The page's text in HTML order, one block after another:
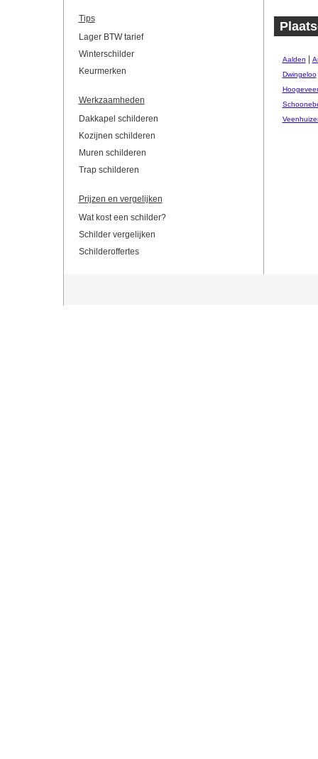
Tips
Lager BTW tarief
Winterschilder
Keurmerken
Werkzaamheden
Dakkapel schilderen
Kozijnen schilderen
Muren schilderen
Trap schilderen
Prijzen en vergelijken
Wat kost een schilder?
Schilder vergelijken
Schilderoffertes
Aalden
Dwingeloo